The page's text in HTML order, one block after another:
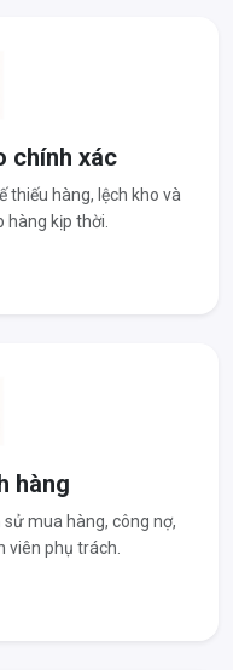
chính xác
thiếu hàng, lệch kho và
hàng kịp thời.
hàng
sử mua hàng, công nợ,
viên phụ trách.